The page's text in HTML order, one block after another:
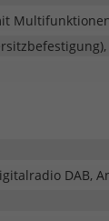
DAB,